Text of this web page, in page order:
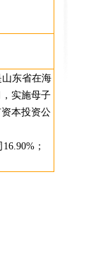
东省在海
实施母子
本投资公
；